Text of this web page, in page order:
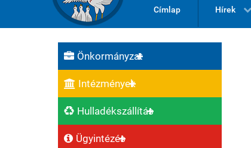
Címlap Hírek
Önkormányzat
Intézmények
Hulladékszállítás
Ügyintézés